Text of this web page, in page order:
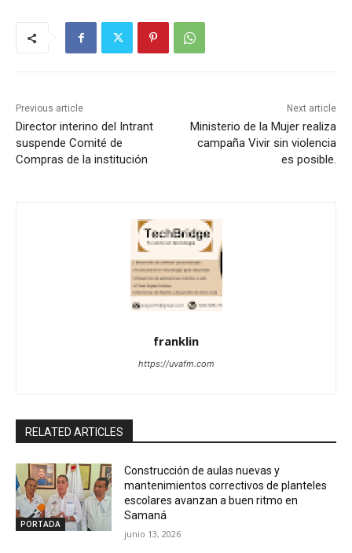
Previous article
Director interino del Intrant
suspende Comité de
Compras de la institución
Next article
Ministerio de la Mujer realiza
campaña Vivir sin violencia
es posible.
franklin
https://uvafm.com
RELATED ARTICLES
PORTADA
Construcción de aulas nuevas y
mantenimientos correctivos de planteles
escolares avanzan a buen ritmo en
Samaná
junio 13, 2026